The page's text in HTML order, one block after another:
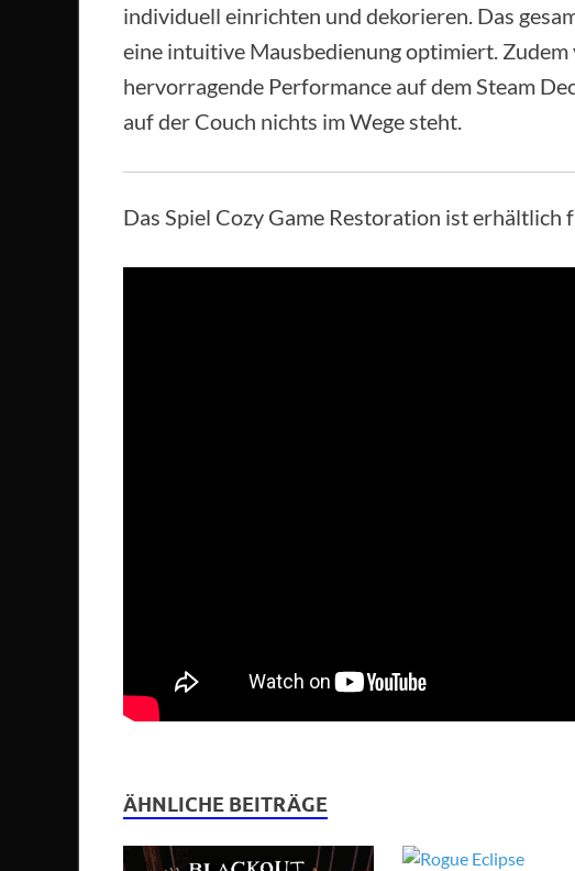
individuell einrichten und dekorieren. Das
eine intuitive Mausbedienung optimiert.
hervorragende Performance auf dem Steam
auf der Couch nichts im Wege steht.
Das Spiel Cozy Game Restoration ist erhältlich
ÄHNLICHE BEITRÄGE